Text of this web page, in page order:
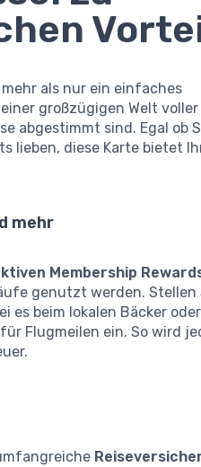
als nur ein einfaches
großzügigen Welt
abgestimmt sind. Egal ob
lieben, diese Karte bietet
mehr
Membership
genutzt werden. Stellen
es beim lokalen Bäcker
Flugmeilen ein. So wird